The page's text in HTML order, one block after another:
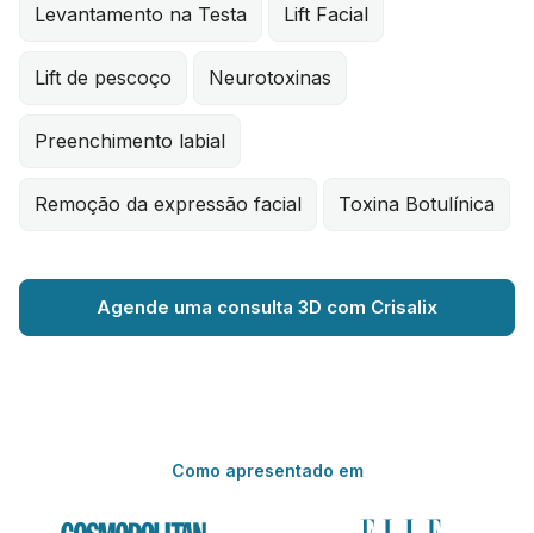
Levantamento na Testa Lift Facial
Lift de pescoço Neurotoxinas
Preenchimento labial
Remoção da expressão facial Toxina Botulínica
Agende uma consulta 3D com Crisalix
Como apresentado em